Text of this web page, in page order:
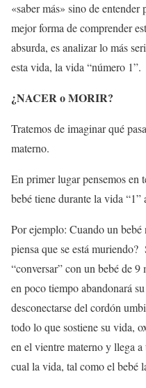
«saber más» sino de
mejor forma de comprender
absurda, es analizar lo más
esta vida, la vida “número 1”.
¿NACER o MORIR?
Tratemos de imaginar qué
materno.
En primer lugar pensemos en
bebé tiene durante la vida
Por ejemplo: Cuando un bebé
piensa que se está
“conversar” con un bebé de
en poco tiempo abandonará
desconectarse del cordón
todo lo que sostiene su vida,
en el vientre materno y llega
cual la vida, tal como el bebé